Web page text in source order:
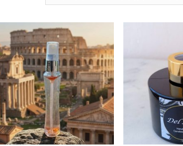
low
to
high